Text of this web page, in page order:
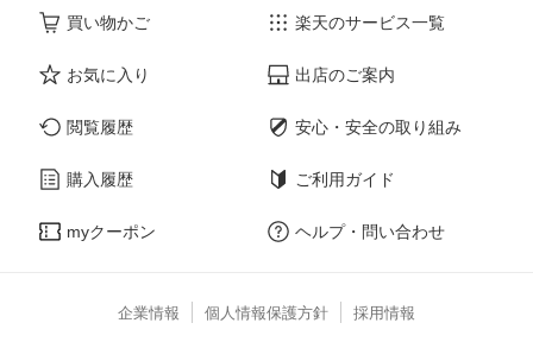
買い物かご
お気に入り
閲覧履歴
購入履歴
myクーポン
楽天のサービス一覧
出店のご案内
安心・安全の取り組み
ご利用ガイド
ヘルプ・問い合わせ
企業情報 個人情報保護方針 採用情報